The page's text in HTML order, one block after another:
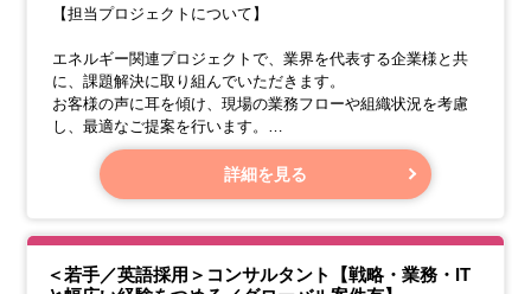
【担当プロジェクトについて】
エネルギー関連プロジェクトで、業界を代表する企業様と共
に、課題解決に取り組んでいただきます。
お客様の声に耳を傾け、現場の業務フローや組織状況を考慮
し、最適なご提案を行います。
【各チームの役割】 詳細を見る
＜若手／英語採用＞コンサルタント【戦略・業務・IT